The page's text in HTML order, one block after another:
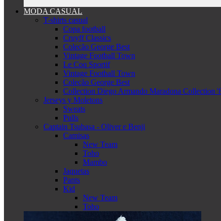
MODA CASUAL
T-shirts casual
Copa football
Cruyff Classics
Coleção George Best
Vintage Football Town
Le Coq Sportif
Vintage Football Town
Coleção George Best
Collection Diego Armando Maradona Collection
Jerseys y Moletons
Sweats
Pulls
Captain Tsubasa - Oliver e Benji
Camisas
New Team
Toho
Mambo
Jaquetas
Pants
Kid
New Team
Toho